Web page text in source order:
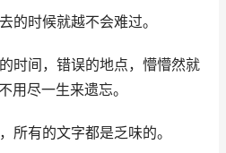
的时候就越不会难过。
时间，错误的地点，懵懵然就
用尽一生来遗忘。
所有的文字都是乏味的。